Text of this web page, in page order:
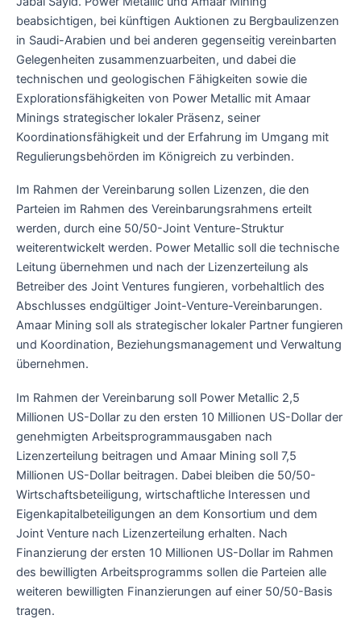
beabsichtigen, bei künftigen Auktionen zu Bergbaulizenzen
in Saudi-Arabien und bei anderen gegenseitig vereinbarten
Gelegenheiten zusammenzuarbeiten, und dabei die
technischen und geologischen Fähigkeiten sowie die
Explorationsfähigkeiten von Power Metallic mit Amaar
Minings strategischer lokaler Präsenz, seiner
Koordinationsfähigkeit und der Erfahrung im Umgang mit
Regulierungsbehörden im Königreich zu verbinden.
Im Rahmen der Vereinbarung sollen Lizenzen, die den
Parteien im Rahmen des Vereinbarungsrahmens erteilt
werden, durch eine 50/50-Joint Venture-Struktur
weiterentwickelt werden. Power Metallic soll die technische
Leitung übernehmen und nach der Lizenzerteilung als
Betreiber des Joint Ventures fungieren, vorbehaltlich des
Abschlusses endgültiger Joint-Venture-Vereinbarungen.
Amaar Mining soll als strategischer lokaler Partner fungieren
und Koordination, Beziehungsmanagement und Verwaltung
übernehmen.
Im Rahmen der Vereinbarung soll Power Metallic 2,5
Millionen US-Dollar zu den ersten 10 Millionen US-Dollar der
genehmigten Arbeitsprogrammausgaben nach
Lizenzerteilung beitragen und Amaar Mining soll 7,5
Millionen US-Dollar beitragen. Dabei bleiben die 50/50-
Wirtschaftsbeteiligung, wirtschaftliche Interessen und
Eigenkapitalbeteiligungen an dem Konsortium und dem
Joint Venture nach Lizenzerteilung erhalten. Nach
Finanzierung der ersten 10 Millionen US-Dollar im Rahmen
des bewilligten Arbeitsprogramms sollen die Parteien alle
weiteren bewilligten Finanzierungen auf einer 50/50-Basis
tragen.